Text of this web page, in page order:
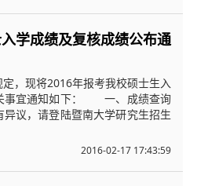
学成绩及复核成绩公布通
，现将2016年报考我校硕士生入
事宜通知如下： 一、成绩查询
议，请登陆暨南大学研究生招生
2016-02-17 17:43:59